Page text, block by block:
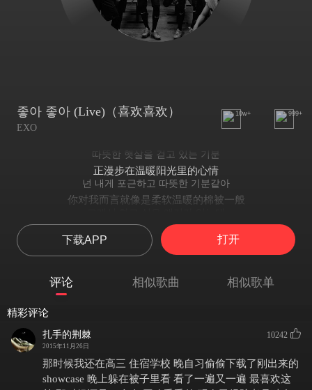
좋아 좋아 (Live)（喜欢喜欢）
EXO
10w+ 999+
따뜻한 햇살을 걷고 있는 기분
正漫步在温暖阳光里的心情
넌 내게 포근하고 따뜻한 기분같아
你对我而言就像是柔软温暖的棉被一般
所以 我有想要说的话
한 번 들어봐줄래
要不要听一下呢
我现在是在向你告白啊
룰루랄라 신촌을 향하는 내 가슴은 마냥 두근두근
噜噜啦啦 朝着新村的 我的心 扑通扑通跳个不停
생머리 휘날리며 나를 향해 손을 흔드는 너
飘扬起直直的秀发 向我挥挥手的你
下载APP 打开
评论 相似歌曲 相似歌单
精彩评论
扎手的荆棘
2015年11月26日
10242
那时候我还在高三 住宿学校 晚自习偷偷下载了刚出来的
showcase 晚上躲在被子里看 看了一遍又一遍 最喜欢这